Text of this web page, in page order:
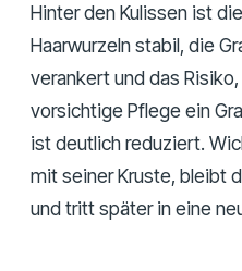
Hinter den Kulissen ist
Haarwurzeln stabil, die
verankert und das
vorsichtige Pflege ein
ist deutlich reduziert.
mit seiner Kruste, bleibt
und tritt später in eine